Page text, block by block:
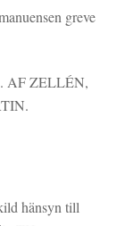
greve
AF ZELLÉN,
hänsyn till